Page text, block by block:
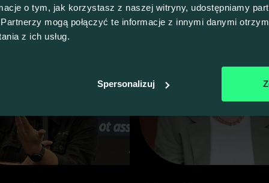
o tym, jak korzystasz z naszej witryny, udostępniamy
mogą połączyć te informacje z innymi danymi
z ich usług.
Spersonalizuj
spamu! Pola oznaczone znakiem